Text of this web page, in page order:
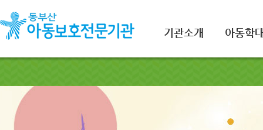
기관소개 아동학